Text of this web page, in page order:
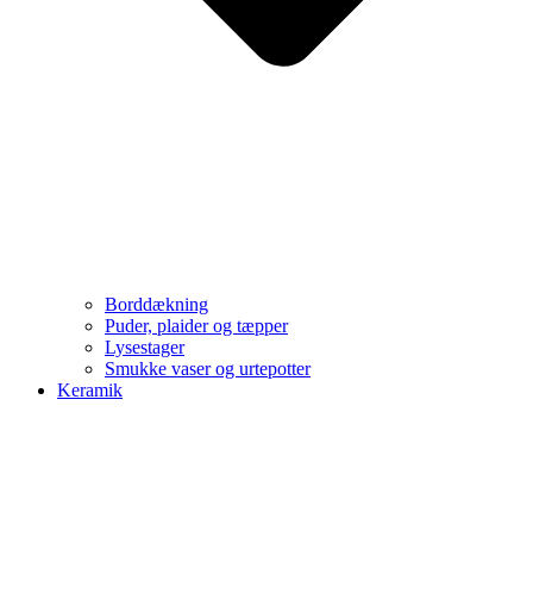
Borddækning
Puder, plaider og tæpper
Lysestager
Smukke vaser og urtepotter
Keramik